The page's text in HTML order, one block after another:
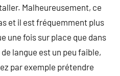
Malheureusement, ce
et il est fréquemment plus
une fois sur place que dans
langue est un peu faible,
par exemple prétendre